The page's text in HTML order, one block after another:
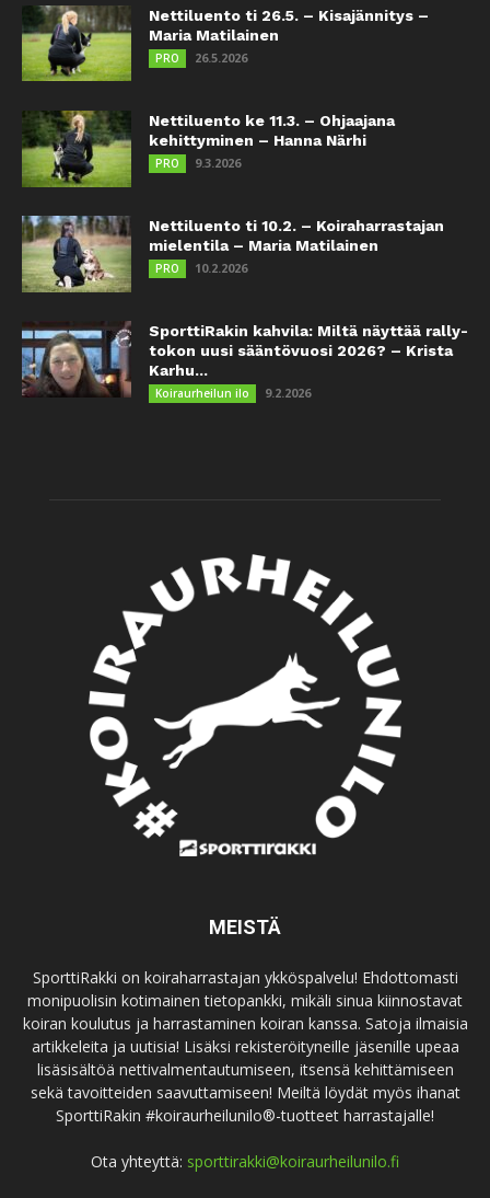
Nettiluento ti 26.5. – Kisajännitys –
Maria Matilainen
PRO 26.5.2026
Nettiluento ke 11.3. – Ohjaajana
kehittyminen – Hanna Närhi
PRO 9.3.2026
Nettiluento ti 10.2. – Koiraharrastajan
mielentila – Maria Matilainen
PRO 10.2.2026
SporttiRakin kahvila: Miltä näyttää rally-
tokon uusi sääntövuosi 2026? – Krista
Karhu...
Koiraurheilun ilo 9.2.2026
MEISTÄ
SporttiRakki on koiraharrastajan ykköspalvelu! Ehdottomasti
monipuolisin kotimainen tietopankki, mikäli sinua kiinnostavat
koiran koulutus ja harrastaminen koiran kanssa. Satoja ilmaisia
artikkeleita ja uutisia! Lisäksi rekisteröityneille jäsenille upeaa
lisäsisältöä nettivalmentautumiseen, itsensä kehittämiseen
sekä tavoitteiden saavuttamiseen! Meiltä löydät myös ihanat
SporttiRakin #koiraurheilunilo®-tuotteet harrastajalle!
Ota yhteyttä: sporttirakki@koiraurheilunilo.fi